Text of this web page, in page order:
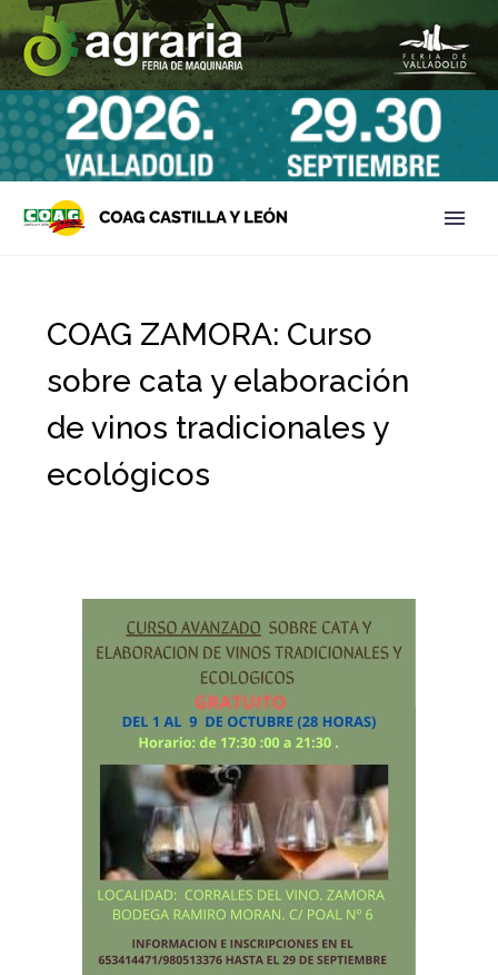
COAG ZAMORA: Curso
sobre cata y elaboración
de vinos tradicionales y
ecológicos